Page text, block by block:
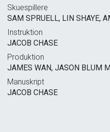
Skuespillere
SAM SPRUELL, LIN SHAYE,
Instruktion
JACOB CHASE
Produktion
JAMES WAN, JASON BLUM
Manuskript
JACOB CHASE